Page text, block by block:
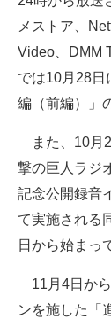
メストア、
Video、DMM
では10月28日
編（前編）」
また、10月
撃の巨人ラジ
記念公開録音
て実施される
日から始まっ
11月4日から
ンを施した「